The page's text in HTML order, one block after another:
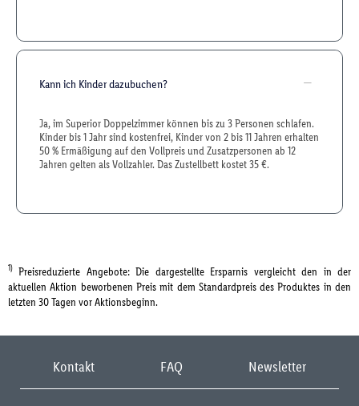
Kann ich Kinder dazubuchen?
Ja, im Superior Doppelzimmer können bis zu 3 Personen schlafen.
Kinder bis 1 Jahr sind kostenfrei, Kinder von 2 bis 11 Jahren erhalten
50 % Ermäßigung auf den Vollpreis und Zusatzpersonen ab 12
Jahren gelten als Vollzahler. Das Zustellbett kostet 35 €.
1) Preisreduzierte Angebote: Die dargestellte Ersparnis vergleicht den in der
aktuellen Aktion beworbenen Preis mit dem Standardpreis des Produktes in den
letzten 30 Tagen vor Aktionsbeginn.
Kontakt FAQ Newsletter